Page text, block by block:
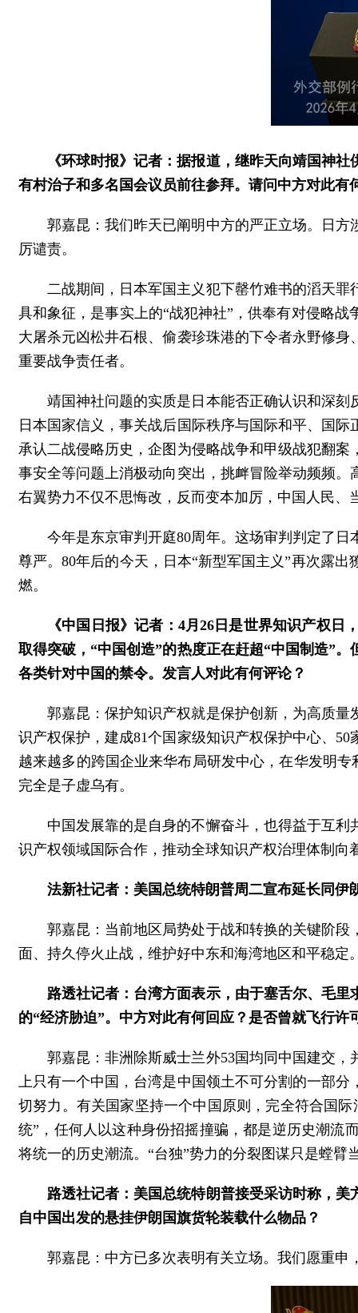
《环球时报》记者：据报道，继昨天向靖国神
有村治子和多名国会议员前往参拜。请问中方对此有
郭嘉昆：我们昨天已阐明中方的严正立场。日
厉谴责。
二战期间，日本军国主义犯下罄竹难书的滔天
具和象征，是事实上的“战犯神社”，供奉有对侵略
大屠杀元凶松井石根、偷袭珍珠港的下令者永野修
重要战争责任者。
靖国神社问题的实质是日本能否正确认识和深
日本国家信义，事关战后国际秩序与国际和平、国
承认二战侵略历史，企图为侵略战争和甲级战犯翻
事安全等问题上消极动向突出，挑衅冒险举动频频
右翼势力不仅不思悔改，反而变本加厉，中国人民
今年是东京审判开庭80周年。这场审判判定了
尊严。80年后的今天，日本“新型军国主义”再次露
燃。
《中国日报》记者：4月26日是世界知识产权
取得突破，“中国创造”的热度正在赶超“中国制造”
各类针对中国的禁令。发言人对此有何评论？
郭嘉昆：保护知识产权就是保护创新，为高质
识产权保护，建成81个国家级知识产权保护中心、
越来越多的跨国企业来华布局研发中心，在华发明
完全是子虚乌有。
中国发展靠的是自身的不懈奋斗，也得益于互
识产权领域国际合作，推动全球知识产权治理体制向
法新社记者：美国总统特朗普周二宣布延长同
郭嘉昆：当前地区局势处于战和转换的关键阶
面、持久停火止战，维护好中东和海湾地区和平稳
路透社记者：台湾方面表示，由于塞舌尔、毛
的“经济胁迫”。中方对此有何回应？是否曾就飞行
郭嘉昆：非洲除斯威士兰外53国均同中国建交
上只有一个中国，台湾是中国领土不可分割的一部
切努力。有关国家坚持一个中国原则，完全符合国
统”，任何人以这种身份招摇撞骗，都是逆历史潮流
将统一的历史潮流。“台独”势力的分裂图谋只是螳臂
路透社记者：美国总统特朗普接受采访时称，
自中国出发的悬挂伊朗国旗货轮装载什么物品？
郭嘉昆：中方已多次表明有关立场。我们愿重